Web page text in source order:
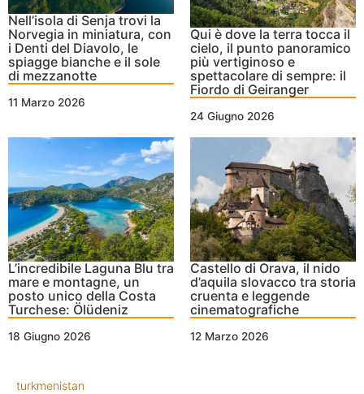
Nell’isola di Senja trovi la
Norvegia in miniatura, con
i Denti del Diavolo, le
spiagge bianche e il sole
di mezzanotte
11 Marzo 2026
Qui è dove la terra tocca il
cielo, il punto panoramico
più vertiginoso e
spettacolare di sempre: il
Fiordo di Geiranger
24 Giugno 2026
L’incredibile Laguna Blu tra
mare e montagne, un
posto unico della Costa
Turchese: Ölüdeniz
18 Giugno 2026
Castello di Orava, il nido
d’aquila slovacco tra storia
cruenta e leggende
cinematografiche
12 Marzo 2026
turkmenistan